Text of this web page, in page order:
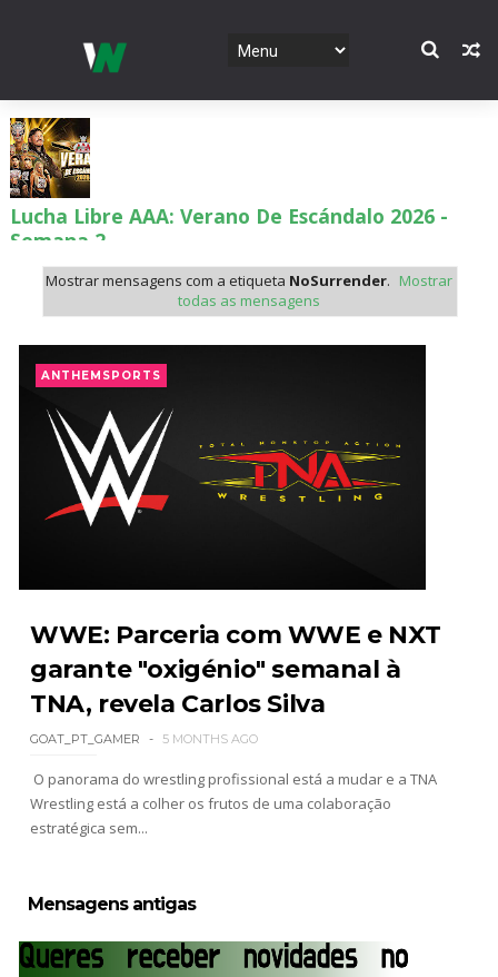
Lucha Libre AAA: Verano De Escándalo 2026 -
Semana 2
Unknown-Aug 02 2026
Semana em Sexyness No.52
SCSA867-Aug 02 2026
WWE SummerSlam 2026 - Saturday
Unknown- Aug 01 2026
WWE Friday Night Smackdown 31 July 2026
TNA iMPACT Wrestling 30 July 2026
Unknown- Jul 31 2026
AEW Dynamite 29JUL26
WWE NXT 28 JULY 2026
Mostrar mensagens com a etiqueta NoSurrender. Mostrar
todas as mensagens
ANTHEMSPORTS
WWE: Parceria com WWE e NXT
garante "oxigénio" semanal à
TNA, revela Carlos Silva
GOAT_PT_GAMER 5 MONTHS AGO
O panorama do wrestling profissional está a mudar e a TNA
Wrestling está a colher os frutos de uma colaboração
estratégica sem...
Mensagens antigas